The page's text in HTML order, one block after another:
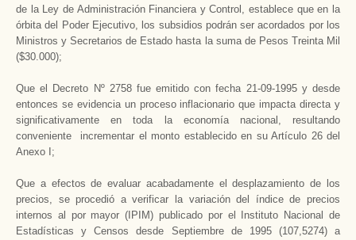
de la Ley de Administración Financiera y Control, establece que en la
órbita del Poder Ejecutivo, los subsidios podrán ser acordados por los
Ministros y Secretarios de Estado hasta la suma de Pesos Treinta Mil
($30.000);
Que el Decreto Nº 2758 fue emitido con fecha 21-09-1995 y desde
entonces se evidencia un proceso inflacionario que impacta directa y
significativamente en toda la economía nacional, resultando
conveniente incrementar el monto establecido en su Artículo 26 del
Anexo I;
Que a efectos de evaluar acabadamente el desplazamiento de los
precios, se procedió a verificar la variación del índice de precios
internos al por mayor (IPIM) publicado por el Instituto Nacional de
Estadísticas y Censos desde Septiembre de 1995 (107,5274) a